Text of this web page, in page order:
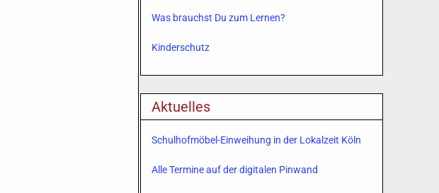
Was brauchst Du zum Lernen?
Kinderschutz
Aktuelles
Schulhofmöbel-Einweihung in der Lokalzeit Köln
Alle Termine auf der digitalen Pinwand